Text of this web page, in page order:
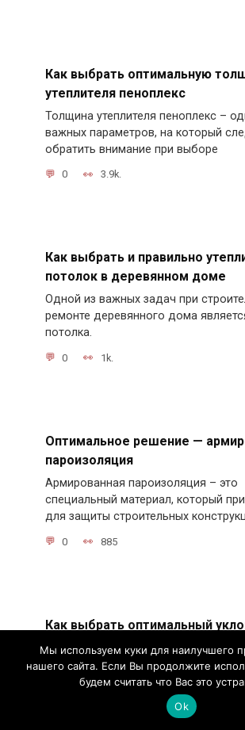
Как выбрать оптимальную
утеплителя пеноплекс
Толщина утеплителя пеноплекс –
важных параметров, на который
обратить внимание при выборе
0 3.9k.
Как выбрать и правильно
потолок в деревянном доме
Одной из важных задач при
ремонте деревянного дома
потолка.
0 1k.
Оптимальное решение —
пароизоляция
Армированная пароизоляция – это
специальный материал, который
для защиты строительных
0 885
Как выбрать оптимальный
При планировании и строительстве
важно учесть, что оптимальный
зависеть от различных
Мы используем куки для наилучшего
нашего сайта. Если Вы продолжите
будем считать что Вас это
Ok